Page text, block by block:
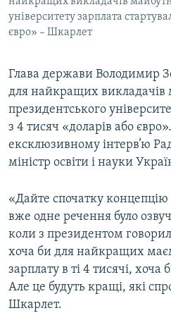
ДОЛУЧАЙСЯ!
університету зарплата
євро» – Шкарлет
Глава держави Володимир
для найкращих викладачів
президентського
з 4 тисяч «доларів або
ексклюзивному інтерв’ю
міністр освіти і науки
«Дайте спочатку
вже одне речення було
коли з президентом
хоча би для найкращих
зарплату в ті 4 тисячі, хоча
Але це будуть кращі, які
Шкарлет.